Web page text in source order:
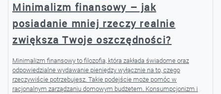
Minimalizm finansowy – jak
posiadanie mniej rzeczy realnie
zwiększa Twoje oszczędności?
Minimalizm finansowy to filozofia, która zakłada świadome oraz
odpowiedzialne wydawanie pieniędzy wyłącznie na to, czego
rzeczywiście potrzebujesz. Takie podejście może pomóc w
racjonalnym zarządzaniu domowym budżetem. Konsumpcjonizm i